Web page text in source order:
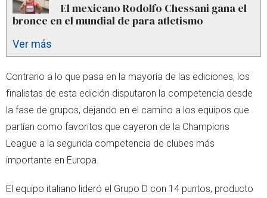
El mexicano Rodolfo Chessani gana el
bronce en el mundial de para atletismo
Ver más
Contrario a lo que pasa en la mayoría de las ediciones, los
finalistas de esta edición disputaron la competencia desde
la fase de grupos, dejando en el camino a los equipos que
partían como favoritos que cayeron de la Champions
League a la segunda competencia de clubes más
importante en Europa.
El equipo italiano lideró el Grupo D con 14 puntos, producto